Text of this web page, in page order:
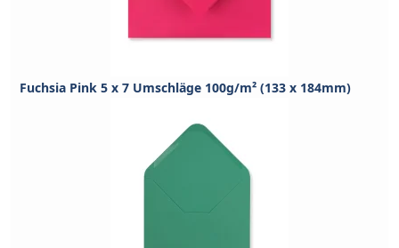
Fuchsia Pink 5 x 7 Umschläge 100g/m² (133 x 184mm)